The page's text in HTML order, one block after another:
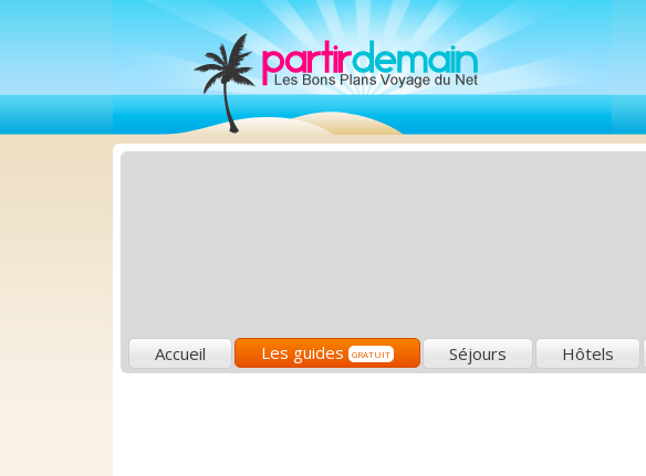
Accueil Les guides GRATUIT Séjours Hôtels